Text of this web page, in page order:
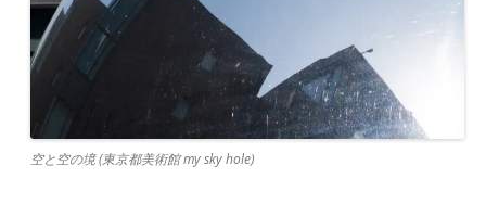
空と空の境 (東京都美術館 my sky hole)